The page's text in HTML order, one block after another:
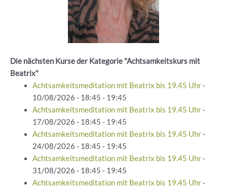
Die nächsten Kurse der Kategorie "Achtsamkeitskurs mit
Beatrix"
Achtsamkeitsmeditation mit Beatrix bis 19.45 Uhr-
10/08/2026 - 18:45 - 19:45
Achtsamkeitsmeditation mit Beatrix bis 19.45 Uhr-
17/08/2026 - 18:45 - 19:45
Achtsamkeitsmeditation mit Beatrix bis 19.45 Uhr-
24/08/2026 - 18:45 - 19:45
Achtsamkeitsmeditation mit Beatrix bis 19.45 Uhr-
31/08/2026 - 18:45 - 19:45
Achtsamkeitsmeditation mit Beatrix bis 19.45 Uhr-